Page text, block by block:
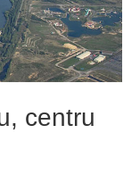
centru